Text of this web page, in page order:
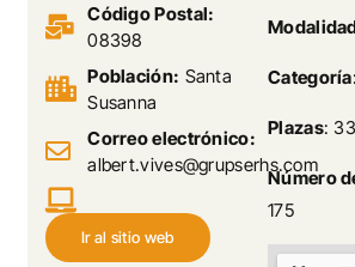
Categoría
Plazas:
Número
175
Código Postal:
08398
Población: Santa
Susanna
Correo electrónico:
albert.vives@grupserhs.com
Ir al sitio web